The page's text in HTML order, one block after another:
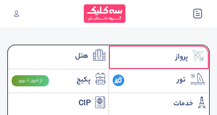
پرواز هتل
تور پکیج از امروز تا نوروز
خدمات CIP